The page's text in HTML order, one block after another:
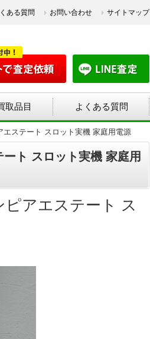
ある質問 お問い合わせ サイトマップ
取品目 よくある質問
ステート スロット実機 家庭用電源
ト スロット実機 家庭用
アエステート ス